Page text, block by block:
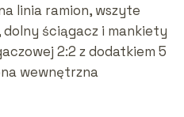
linia ramion, wszyte
ściągacz i mankiety
2:2 z dodatkiem 5
wewnętrzna